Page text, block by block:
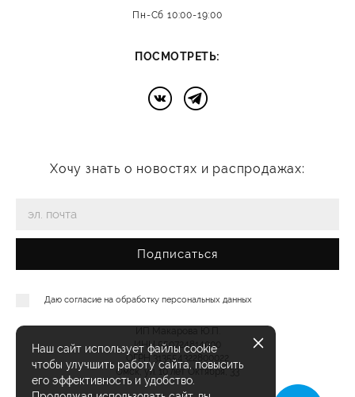
Пн-Сб 10:00-19:00
ПОСМОТРЕТЬ:
Хочу знать о новостях и распродажах:
Подписаться
Даю согласие на обработку персональных данных
ИНН 550724814000
ОГРН 313554322800022
Омск, ул. 10 лет Октября, 33
Наш сайт использует файлы cookie
чтобы улучшить работу сайта, повысить
его эффективность и удобство.